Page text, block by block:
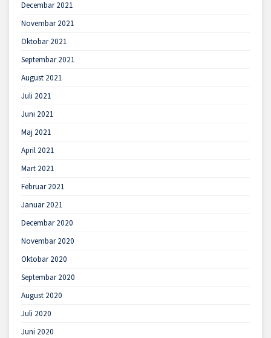
Decembar 2021
Novembar 2021
Oktobar 2021
Septembar 2021
August 2021
Juli 2021
Juni 2021
Maj 2021
April 2021
Mart 2021
Februar 2021
Januar 2021
Decembar 2020
Novembar 2020
Oktobar 2020
Septembar 2020
August 2020
Juli 2020
Juni 2020